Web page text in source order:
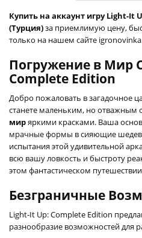
Купить на аккаунт игру Light-It
(Турция)за приемлимую цену,
только на нашем сайте
Погружение в Мир
Complete Edition
Добро пожаловать в загадочное
станете маленьким, но отважным
миряркими красками. Ваша
мрачные формы в сияющие
испытания этой удивительной
всю вашу ловкость и быстроту
этом фантастическом
Безграничные
Light-It Up: Complete Edition
разнообразие возможностей для